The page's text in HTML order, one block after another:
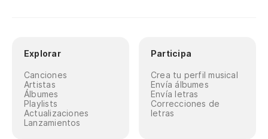
Explorar
Canciones
Artistas
Álbumes
Playlists
Actualizaciones
Lanzamientos
Participa
Crea tu perfil musical
Envía álbumes
Envía letras
Correcciones de
letras